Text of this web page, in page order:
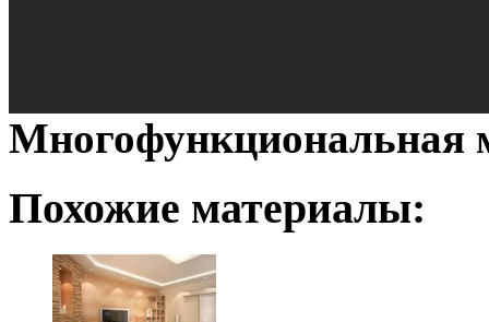
Многофункциональная
Похожие материалы: